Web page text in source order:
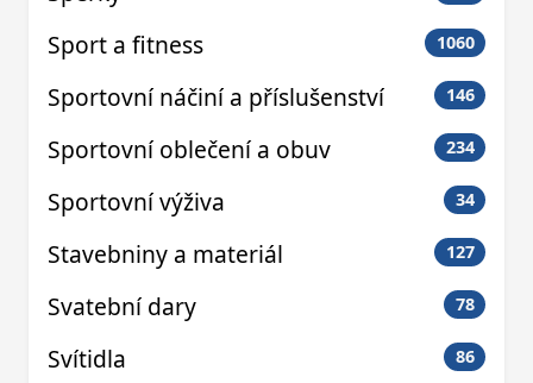
Sport a fitness 1060
Sportovní náčiní a příslušenství 146
Sportovní oblečení a obuv 234
Sportovní výživa 34
Stavebniny a materiál 127
Svatební dary 78
Svítidla 86